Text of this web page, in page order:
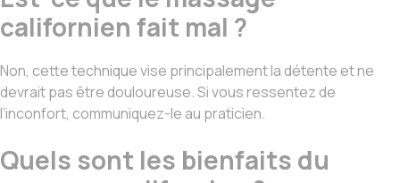
californien fait mal ?
Non, cette technique vise principalement la détente et ne
devrait pas être douloureuse. Si vous ressentez de
l’inconfort, communiquez-le au praticien.
Quels sont les bienfaits du